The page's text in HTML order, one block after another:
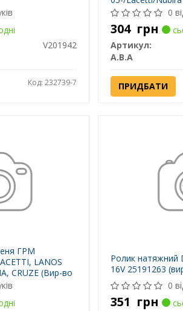
V201942
Код: 232739-7
Automotive
0
304 грн
Артикул:
A.B.A
ПРИДБАТИ
ГРМ
LANOS
CRUZE (Вир-во
Ролик натяжний
16V 25191263
0
351 грн